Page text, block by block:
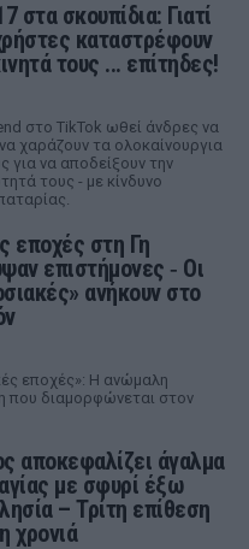
στα σκουπίδια: Γιατί
καταστρέφουν
τους ... επίτηδες!
στο TikTok ωθεί άνδρες να
χαράζουν τα ολοκαίνουργια
για να αποδείξουν την
τους - με κίνδυνο
εποχές στη Γη
επιστήμονες ‑ Oι
ανήκουν στο
εποχές»: Η ανώμαλη
που διαμορφώνεται στον
αποκεφαλίζει άγαλμα
με σφυρί έξω
– Τρίτη επίθεση
χρονιά